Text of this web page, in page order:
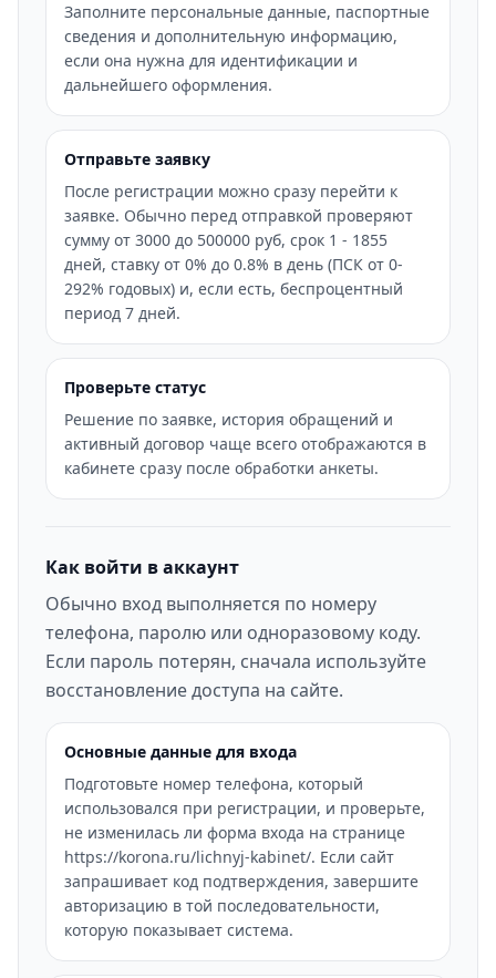
Заполните персональные данные, паспортные
сведения и дополнительную информацию,
если она нужна для идентификации и
дальнейшего оформления.
Отправьте заявку
После регистрации можно сразу перейти к
заявке. Обычно перед отправкой проверяют
сумму от 3000 до 500000 руб, срок 1 - 1855
дней, ставку от 0% до 0.8% в день (ПСК от 0-
292% годовых) и, если есть, беспроцентный
период 7 дней.
Проверьте статус
Решение по заявке, история обращений и
активный договор чаще всего отображаются в
кабинете сразу после обработки анкеты.
Как войти в аккаунт
Обычно вход выполняется по номеру
телефона, паролю или одноразовому коду.
Если пароль потерян, сначала используйте
восстановление доступа на сайте.
Основные данные для входа
Подготовьте номер телефона, который
использовался при регистрации, и проверьте,
не изменилась ли форма входа на странице
https://korona.ru/lichnyj-kabinet/. Если сайт
запрашивает код подтверждения, завершите
авторизацию в той последовательности,
которую показывает система.